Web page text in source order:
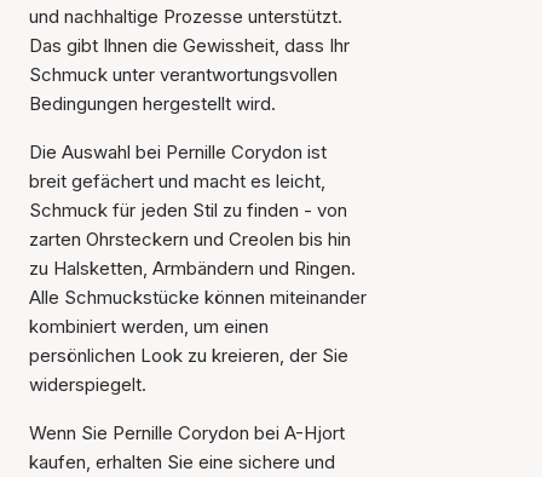
und nachhaltige Prozesse unterstützt.
Das gibt Ihnen die Gewissheit, dass Ihr
Schmuck unter verantwortungsvollen
Bedingungen hergestellt wird.
Die Auswahl bei Pernille Corydon ist
breit gefächert und macht es leicht,
Schmuck für jeden Stil zu finden - von
zarten Ohrsteckern und Creolen bis hin
zu Halsketten, Armbändern und Ringen.
Alle Schmuckstücke können miteinander
kombiniert werden, um einen
persönlichen Look zu kreieren, der Sie
widerspiegelt.
Wenn Sie Pernille Corydon bei A-Hjort
kaufen, erhalten Sie eine sichere und